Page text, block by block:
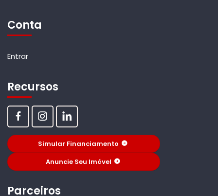
Conta
Entrar
Recursos
Simular Financiamento
Anuncie Seu Imóvel
Parceiros